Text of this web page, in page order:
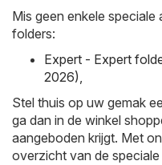
Mis geen enkele speciale
folders:
Expert - Expert
2026),
Stel thuis op uw gemak
ga dan in de winkel
aangeboden krijgt. Met
overzicht van de